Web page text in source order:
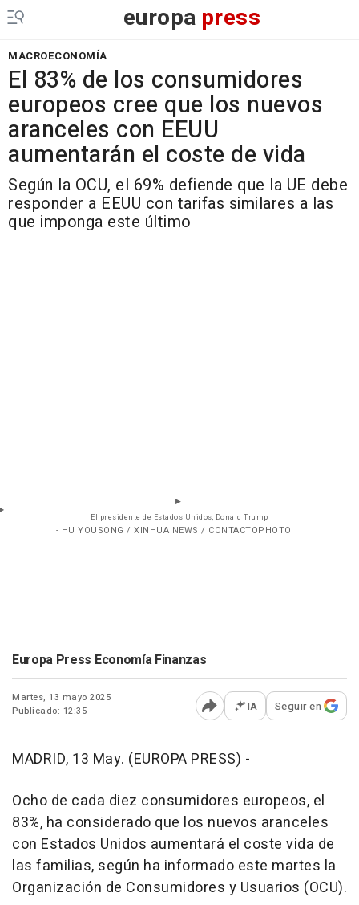
europa press
MACROECONOMÍA
El 83% de los consumidores
europeos cree que los nuevos
aranceles con EEUU
aumentarán el coste de vida
Según la OCU, el 69% defiende que la UE debe
responder a EEUU con tarifas similares a las
que imponga este último
El presidente de Estados Unidos, Donald Trump
- HU YOUSONG / XINHUA NEWS / CONTACTOPHOTO
Europa Press Economía Finanzas
Martes, 13 mayo 2025
Publicado: 12:35
Abrir opciones para
IA Seguir en
MADRID, 13 May. (EUROPA PRESS) -
Ocho de cada diez consumidores europeos, el
83%, ha considerado que los nuevos aranceles
con Estados Unidos aumentará el coste vida de
las familias, según ha informado este martes la
Organización de Consumidores y Usuarios (OCU).